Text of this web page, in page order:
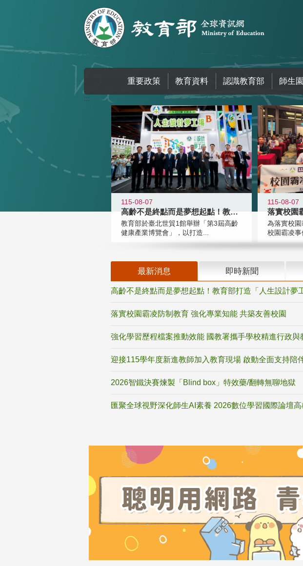
重要政策 教育資料 認識教育部 師生
:::
115-08-07
高齡不是終點而是夢想起點！教育部打
教育部於臺北世貿1館舉辦「第3屆高齡
健康產業博覽會」，以打造...
115-08-07
為落實校
校園霸凌事
最新消息 即時新聞
高齡不是終點而是夢想起點！教育部打造「人生設計夢
落實校園霸凌防制教育 強化專業知能 共築友善校園
強化學習歷程檔案推動效能 國教署攜手學校精進行政與
迎接115學年度新進教師加入教育現場 啟動全面支持陪
2026智鐵決賽煉製「Blind box」特效藥/翻轉無聊地獄
匯聚全球視野深化師生AI素養 2026數位學習國際論壇